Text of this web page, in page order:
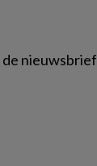
nieuwsbrief